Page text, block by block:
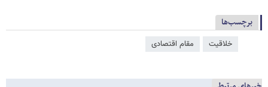
برچسب‌ها
خلاقیت مقام اقتصادی